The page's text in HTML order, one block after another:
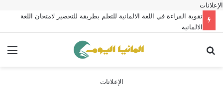
الإعلانات
تقوية القراءة في اللغة الالمانية للتعلم بطريقة للتحضير لامتحان اللغة
الالمانية
الإعلانات